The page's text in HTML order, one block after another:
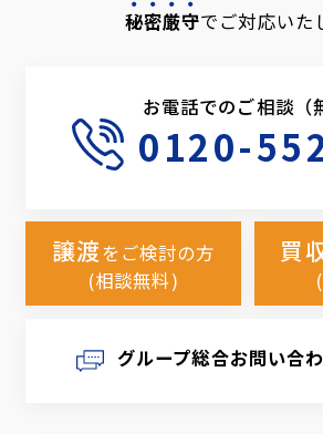
秘密厳守でご対応いた
お電話でのご相談（
0120-
譲渡をご検討の方
(相談無料)
買
グループ総合お問い合